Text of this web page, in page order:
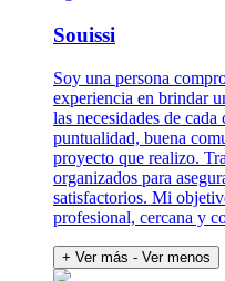
Souissi
Soy una persona
experiencia en brindar
las necesidades de
puntualidad, buena
proyecto que realizo.
organizados para
satisfactorios. Mi
profesional, cercana y
+ Ver más - Ver menos